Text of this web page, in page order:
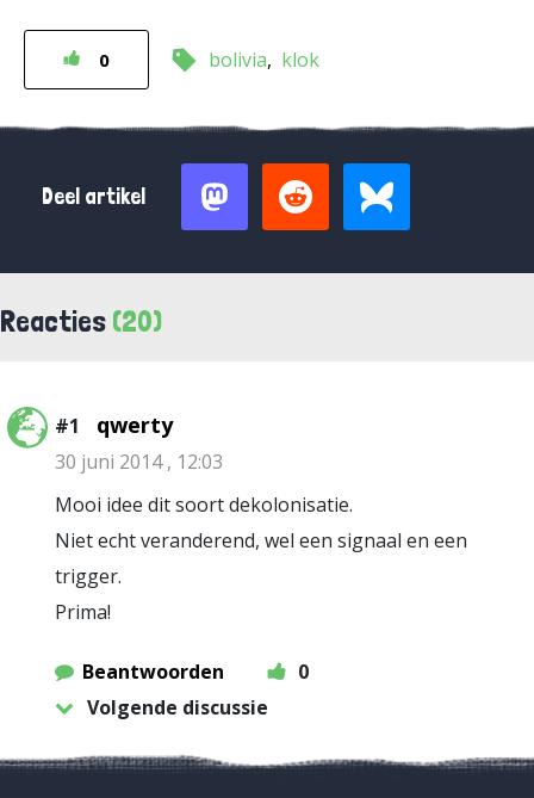
0 bolivia klok
Deel artikel
Reacties (20)
#1 qwerty
30 juni 2014 , 12:03
Mooi idee dit soort dekolonisatie.
Niet echt veranderend, wel een signaal en een
trigger.
Prima!
Beantwoorden
0
Volgende discussie